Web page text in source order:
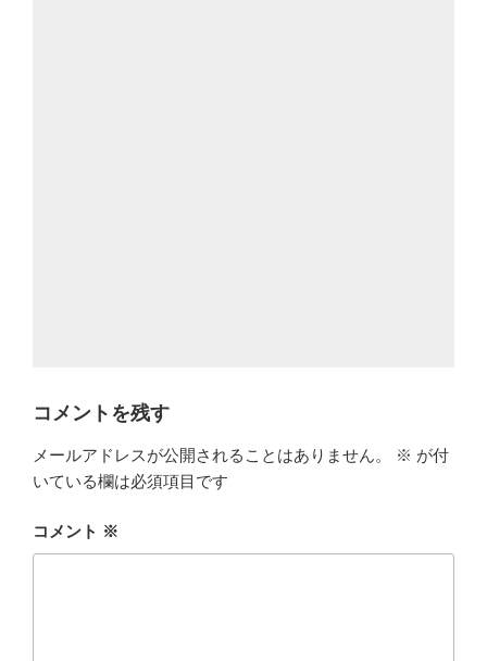
コメントを残す
メールアドレスが公開されることはありません。 ※ が付
いている欄は必須項目です
コメント ※